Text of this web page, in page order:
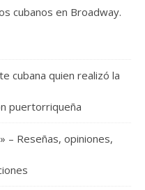
cubanos en Broadway.
cubana quien realizó la
puertorriqueña
– Reseñas, opiniones,